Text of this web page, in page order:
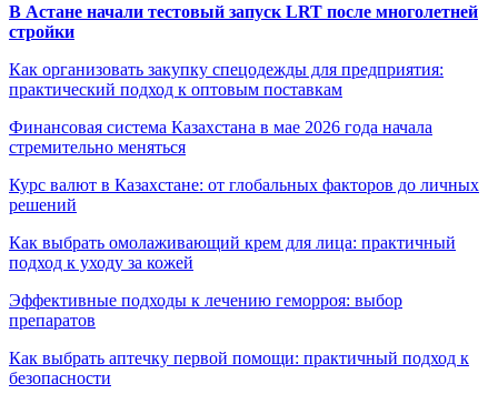
В Астане начали тестовый запуск LRT после многолетней
стройки
Как организовать закупку спецодежды для предприятия:
практический подход к оптовым поставкам
Финансовая система Казахстана в мае 2026 года начала
стремительно меняться
Курс валют в Казахстане: от глобальных факторов до личных
решений
Как выбрать омолаживающий крем для лица: практичный
подход к уходу за кожей
Эффективные подходы к лечению геморроя: выбор
препаратов
Как выбрать аптечку первой помощи: практичный подход к
безопасности